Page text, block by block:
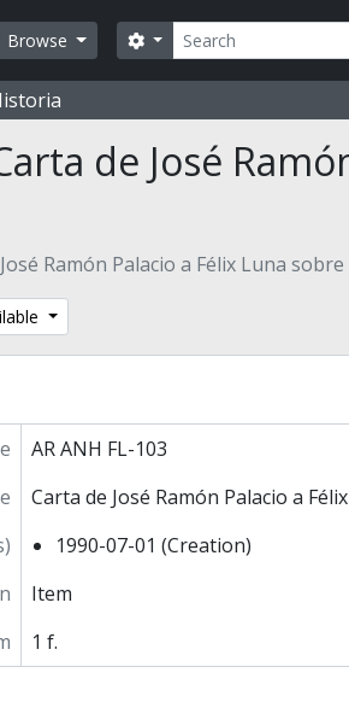
Browse Search
Search options
de José
Ramón Palacio a Félix Luna sobre
AR ANH FL-103
Carta de José Ramón Palacio a
1990-07-01 (Creation)
Item
1 f.